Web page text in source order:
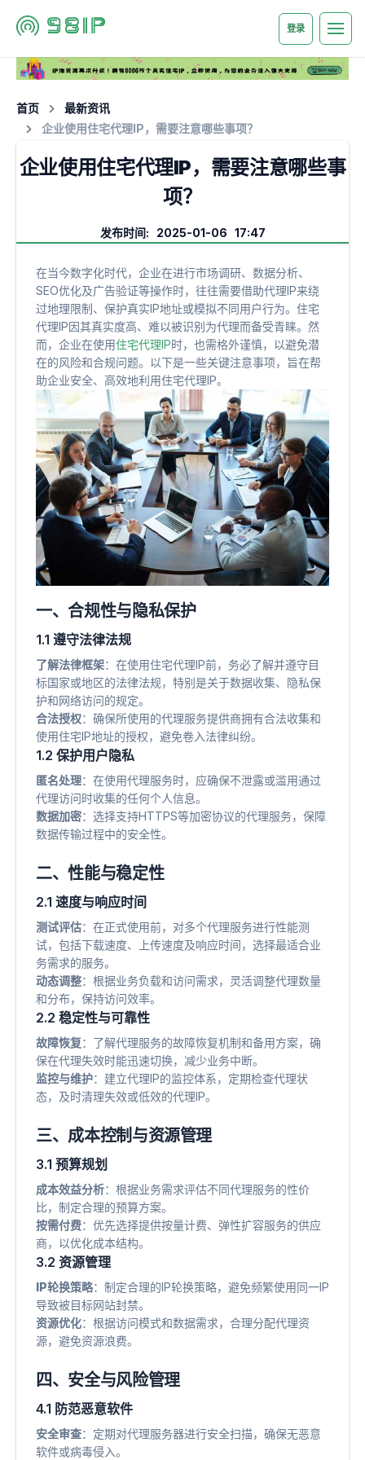
登录
首页
最新资讯
企业使用住宅代理IP，需要注意哪些事项？
企业使用住宅代理IP，需要注意哪些事
项？
发布时间: 2025-01-06 17:47
在当今数字化时代，企业在进行市场调研、数据分析、
SEO优化及广告验证等操作时，往往需要借助代理IP来绕
过地理限制、保护真实IP地址或模拟不同用户行为。住宅
代理IP因其真实度高、难以被识别为代理而备受青睐。然
而，企业在使用住宅代理IP时，也需格外谨慎，以避免潜
在的风险和合规问题。以下是一些关键注意事项，旨在帮
助企业安全、高效地利用住宅代理IP。
一、合规性与隐私保护
1.1 遵守法律法规
了解法律框架​：在使用住宅代理IP前，务必了解并遵守目
标国家或地区的法律法规，特别是关于数据收集、隐私保
护和网络访问的规定。
合法授权​：确保所使用的代理服务提供商拥有合法收集和
使用住宅IP地址的授权，避免卷入法律纠纷。
1.2 保护用户隐私
匿名处理​：在使用代理服务时，应确保不泄露或滥用通过
代理访问时收集的任何个人信息。
数据加密​：选择支持HTTPS等加密协议的代理服务，保障
数据传输过程中的安全性。
二、性能与稳定性
2.1 速度与响应时间
测试评估​：在正式使用前，对多个代理服务进行性能测
试，包括下载速度、上传速度及响应时间，选择最适合业
务需求的服务。
动态调整​：根据业务负载和访问需求，灵活调整代理数量
和分布，保持访问效率。
2.2 稳定性与可靠性
故障恢复​：了解代理服务的故障恢复机制和备用方案，确
保在代理失效时能迅速切换，减少业务中断。
监控与维护​：建立代理IP的监控体系，定期检查代理状
态，及时清理失效或低效的代理IP。
三、成本控制与资源管理
3.1 预算规划
成本效益分析​：根据业务需求评估不同代理服务的性价
比，制定合理的预算方案。
按需付费​：优先选择提供按量计费、弹性扩容服务的供应
商，以优化成本结构。
3.2 资源管理
IP轮换策略​：制定合理的IP轮换策略，避免频繁使用同一IP
导致被目标网站封禁。
资源优化​：根据访问模式和数据需求，合理分配代理资
源，避免资源浪费。
四、安全与风险管理
4.1 防范恶意软件
安全审查​：定期对代理服务器进行安全扫描，确保无恶意
软件或病毒侵入。